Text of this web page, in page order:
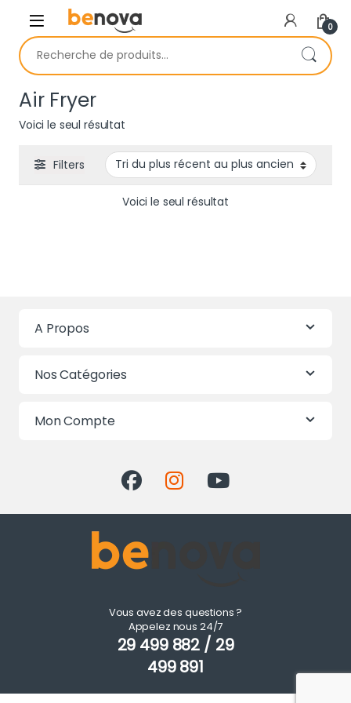
Skip to navigation
Skip to content
0
Recherche pour :
Air Fryer
Voici le seul résultat
Filters
Voici le seul résultat
A Propos
Nos Catégories
Mon Compte
Vous avez des questions ?
Appelez nous 24/7
29 499 882 / 29
499 891